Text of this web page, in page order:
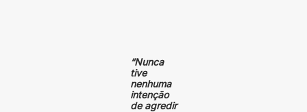
“Nunca
tive
nenhuma
intenção
de agredir